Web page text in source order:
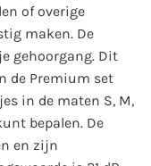
of overige
maken. De
gehoorgang. Dit
de Premium set
in de maten S, M,
bepalen. De
en zijn